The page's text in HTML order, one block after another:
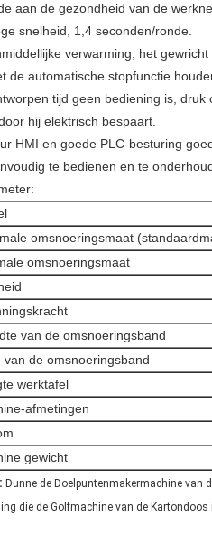
aan de gezondheid van de
snelheid, 1,4 seconden/ronde.
verwarming, het
de automatische stopfunctie
tijd geen bediening is,
hij elektrisch bespaart.
HMI en goede PLC-besturing
te bedienen en te
omsnoeringsmaat
omsnoeringsmaat
van de omsnoeringsband
van de omsnoeringsband
werktafel
afmetingen
gewicht
Dunne de Doelpuntenmakermachine van
die de Golfmachine van de